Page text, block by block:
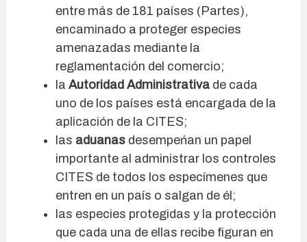
entre más de 181 países (Partes),
encaminado a proteger especies
amenazadas mediante la
reglamentación del comercio;
la Autoridad Administrativa de cada
uno de los países está encargada de la
aplicación de la CITES;
las aduanas desempeńan un papel
importante al administrar los controles
CITES de todos los especímenes que
entren en un país o salgan de él;
las especies protegidas y la protección
que cada una de ellas recibe figuran en